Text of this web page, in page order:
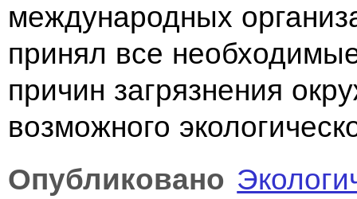
международных
принял все
причин загрязнения
возможного
Опубликовано